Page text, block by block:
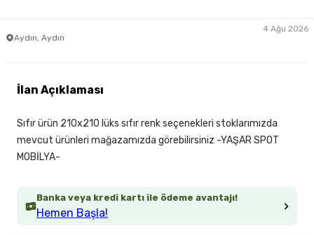
Aydın, Aydın
4 Ağu 2026
Banka veya kredi kartı ile ödeme avantajı!
Hemen Başla!
İlan Açıklaması
Sıfır ürün 210x210 lüks sıfır renk seçenekleri stoklarımızda
mevcut ürünleri mağazamızda görebilirsiniz -YAŞAR SPOT
MOBİLYA-